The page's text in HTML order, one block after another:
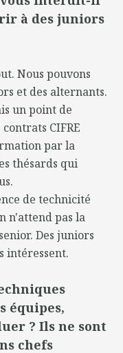
à des juniors
Nous pouvons
et des alternants.
un point de
CIFRE
par la
thésards qui
de technicité
n'attend pas la
Des juniors
intéressent.
équipes,
? Ils ne sont
chefs